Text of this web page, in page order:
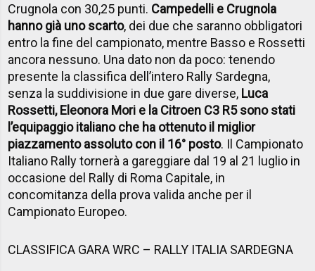
Crugnola con 30,25 punti. Campedelli e Crugnola
hanno già uno scarto, dei due che saranno obbligatori
entro la fine del campionato, mentre Basso e Rossetti
ancora nessuno. Una dato non da poco: tenendo
presente la classifica dell’intero Rally Sardegna,
senza la suddivisione in due gare diverse, Luca
Rossetti, Eleonora Mori e la Citroen C3 R5 sono stati
l’equipaggio italiano che ha ottenuto il miglior
piazzamento assoluto con il 16° posto. Il Campionato
Italiano Rally tornerà a gareggiare dal 19 al 21 luglio in
occasione del Rally di Roma Capitale, in
concomitanza della prova valida anche per il
Campionato Europeo.
CLASSIFICA GARA WRC – RALLY ITALIA SARDEGNA